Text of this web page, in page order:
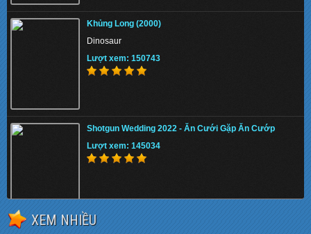
Khủng Long (2000)
Dinosaur
Lượt xem: 150743
Shotgun Wedding 2022 - Ăn Cưới Gặp Ăn Cướp
Lượt xem: 145034
XEM NHIỀU